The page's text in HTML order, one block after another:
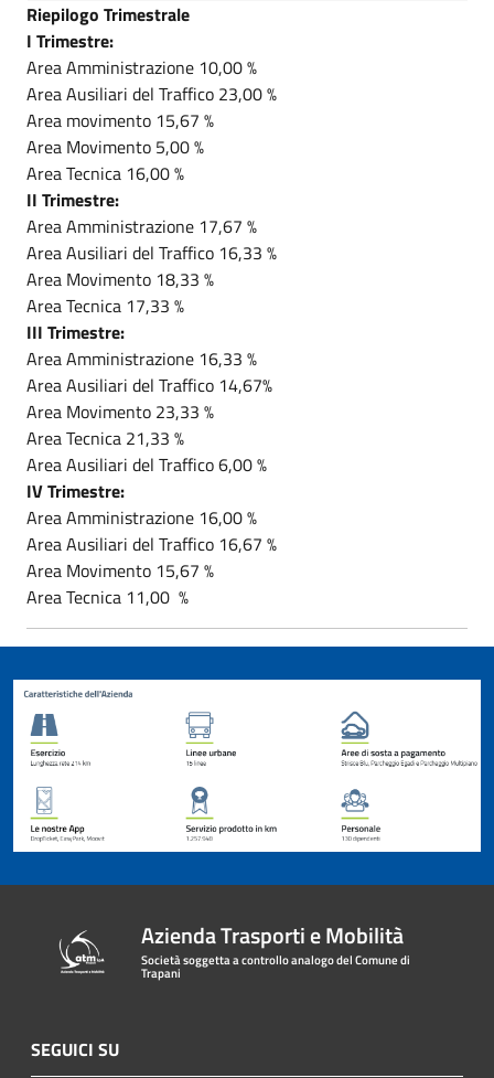
Riepilogo Trimestrale
I Trimestre:
Area Amministrazione 10,00 %
Area Ausiliari del Traffico 23,00 %
Area movimento 15,67 %
Area Movimento 5,00 %
Area Tecnica 16,00 %
II Trimestre:
Area Amministrazione 17,67 %
Area Ausiliari del Traffico 16,33 %
Area Movimento 18,33 %
Area Tecnica 17,33 %
III Trimestre:
Area Amministrazione 16,33 %
Area Ausiliari del Traffico 14,67%
Area Movimento 23,33 %
Area Tecnica 21,33 %
Area Ausiliari del Traffico 6,00 %
IV Trimestre:
Area Amministrazione 16,00 %
Area Ausiliari del Traffico 16,67 %
Area Movimento 15,67 %
Area Tecnica 11,00 %
Azienda Trasporti e Mobilità
Società soggetta a controllo analogo del Comune di
Trapani
SEGUICI SU